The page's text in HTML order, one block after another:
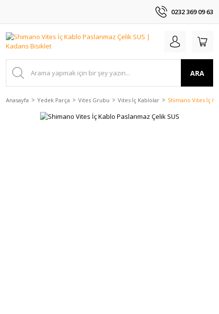
0232 369 09 63
ARA
Anasayfa Yedek Parça Vites Grubu Vites İç Kablolar Shimano Vites İç